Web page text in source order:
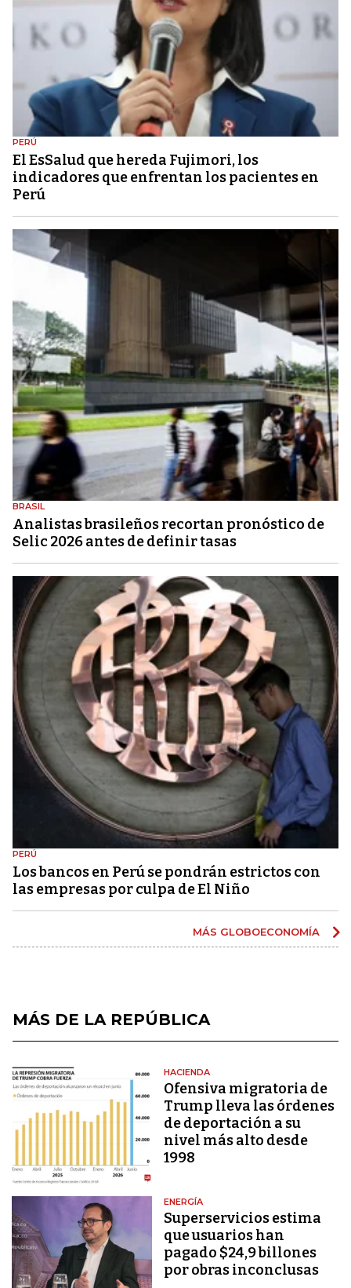
PERÚ
El EsSalud que hereda Fujimori, los
indicadores que enfrentan los pacientes en
Perú
BRASIL
Analistas brasileños recortan pronóstico de
Selic 2026 antes de definir tasas
PERÚ
Los bancos en Perú se pondrán estrictos con
las empresas por culpa de El Niño
MÁS GLOBOECONOMÍA
MÁS DE LA REPÚBLICA
HACIENDA
Ofensiva migratoria de
Trump lleva las órdenes
de deportación a su
nivel más alto desde
1998
ENERGÍA
Superservicios estima
que usuarios han
pagado $24,9 billones
por obras inconclusas